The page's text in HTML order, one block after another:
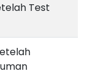
Test